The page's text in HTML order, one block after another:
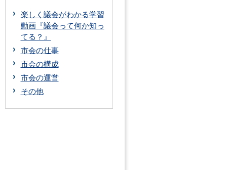
楽しく議会がわかる学習
動画『議会って何か知っ
てる？』
市会の仕事
市会の構成
市会の運営
その他